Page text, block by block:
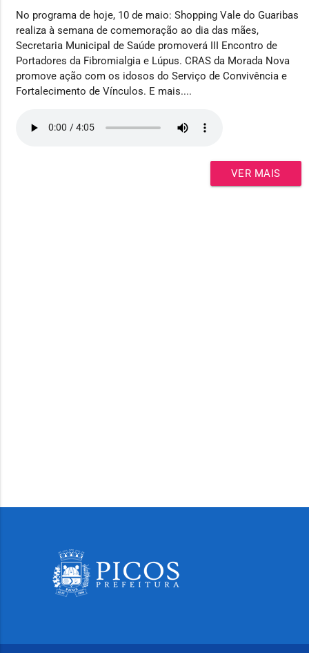
No programa de hoje, 10 de maio: Shopping Vale do Guaribas
realiza à semana de comemoração ao dia das mães,
Secretaria Municipal de Saúde promoverá III Encontro de
Portadores da Fibromialgia e Lúpus. CRAS da Morada Nova
promove ação com os idosos do Serviço de Convivência e
Fortalecimento de Vínculos. E mais....
VER MAIS